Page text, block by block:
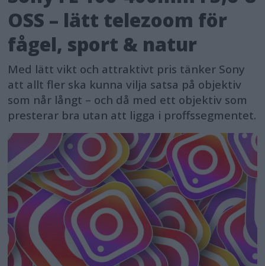
OSS – lätt telezoom för
fågel, sport & natur
Med lätt vikt och attraktivt pris tänker Sony
att allt fler ska kunna vilja satsa på objektiv
som når långt – och då med ett objektiv som
presterar bra utan att ligga i proffssegmentet.